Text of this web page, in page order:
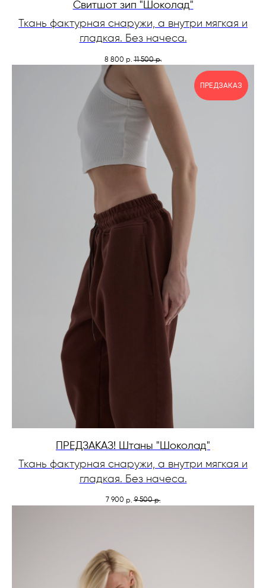
Свитшот зип "Шоколад"
Ткань фактурная снаружи, а внутри мягкая и
гладкая. Без начеса.
8 800 р. 11 500 р.
ПРЕДЗАКАЗ
ПРЕДЗАКАЗ! Штаны "Шоколад"
Ткань фактурная снаружи, а внутри мягкая и
гладкая. Без начеса.
7 900 р. 9 500 р.